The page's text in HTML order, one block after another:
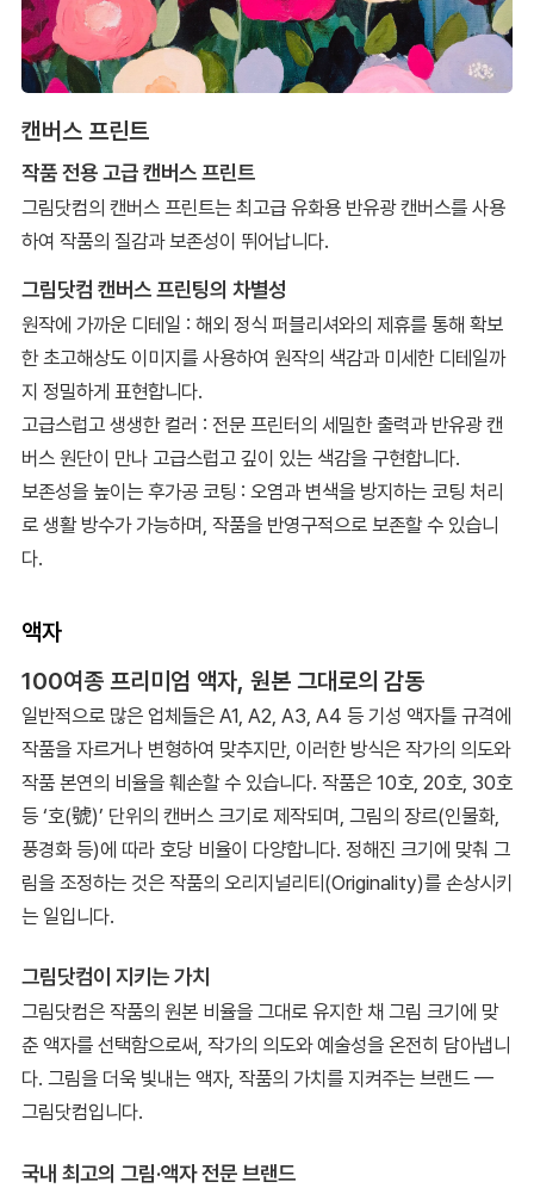
캔버스 프린트
작품 전용 고급 캔버스 프린트
그림닷컴의 캔버스 프린트는 최고급 유화용 반유광 캔버스를 사용
하여 작품의 질감과 보존성이 뛰어납니다.
그림닷컴 캔버스 프린팅의 차별성
원작에 가까운 디테일 : 해외 정식 퍼블리셔와의 제휴를 통해 확보
한 초고해상도 이미지를 사용하여 원작의 색감과 미세한 디테일까
지 정밀하게 표현합니다.
고급스럽고 생생한 컬러 : 전문 프린터의 세밀한 출력과 반유광 캔
버스 원단이 만나 고급스럽고 깊이 있는 색감을 구현합니다.
보존성을 높이는 후가공 코팅 : 오염과 변색을 방지하는 코팅 처리
로 생활 방수가 가능하며, 작품을 반영구적으로 보존할 수 있습니
다.
액자
100여종 프리미엄 액자, 원본 그대로의 감동
일반적으로 많은 업체들은 A1, A2, A3, A4 등 기성 액자틀 규격에
작품을 자르거나 변형하여 맞추지만, 이러한 방식은 작가의 의도와
작품 본연의 비율을 훼손할 수 있습니다. 작품은 10호, 20호, 30호
등 ‘호(號)’ 단위의 캔버스 크기로 제작되며, 그림의 장르(인물화,
풍경화 등)에 따라 호당 비율이 다양합니다. 정해진 크기에 맞춰 그
림을 조정하는 것은 작품의 오리지널리티(Originality)를 손상시키
는 일입니다.
그림닷컴이 지키는 가치
그림닷컴은 작품의 원본 비율을 그대로 유지한 채 그림 크기에 맞
춘 액자를 선택함으로써, 작가의 의도와 예술성을 온전히 담아냅니
다. 그림을 더욱 빛내는 액자, 작품의 가치를 지켜주는 브랜드 —
그림닷컴입니다.
국내 최고의 그림·액자 전문 브랜드